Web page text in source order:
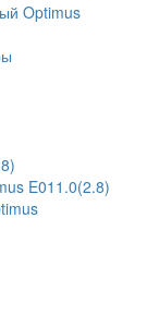
Optimus
E011.0(2.8)